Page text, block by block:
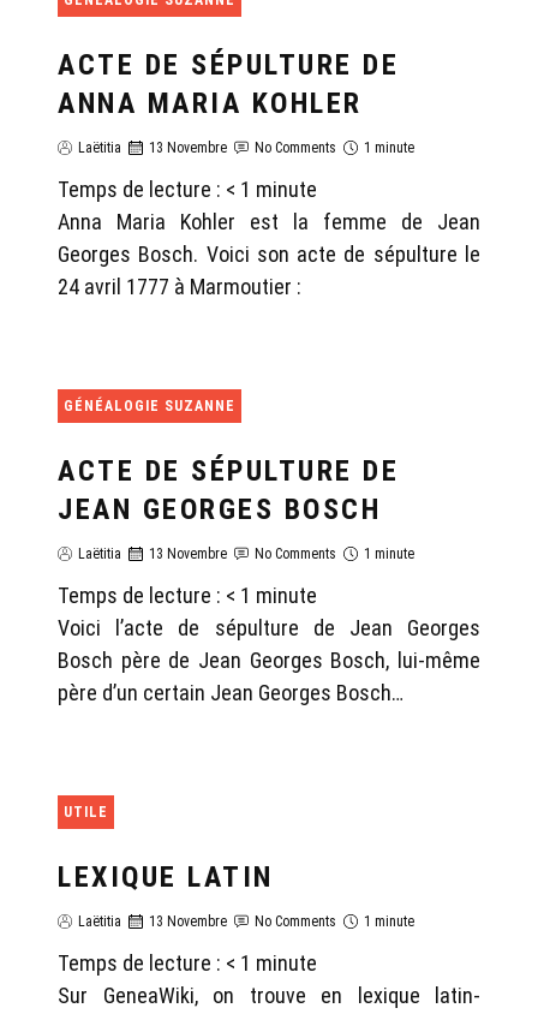
ACTE DE SÉPULTURE DE
ANNA MARIA KOHLER
Laëtitia 13 Novembre No Comments 1 minute
Temps de lecture : < 1 minute
Anna Maria Kohler est la femme de Jean
Georges Bosch. Voici son acte de sépulture le
24 avril 1777 à Marmoutier :
GÉNÉALOGIE SUZANNE
ACTE DE SÉPULTURE DE
JEAN GEORGES BOSCH
Laëtitia 13 Novembre No Comments 1 minute
Temps de lecture : < 1 minute
Voici l’acte de sépulture de Jean Georges
Bosch père de Jean Georges Bosch, lui-même
père d’un certain Jean Georges Bosch…
UTILE
LEXIQUE LATIN
Laëtitia 13 Novembre No Comments 1 minute
Temps de lecture : < 1 minute
Sur GeneaWiki, on trouve en lexique latin-